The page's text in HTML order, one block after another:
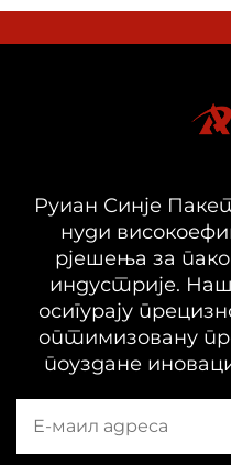
Руиан Синје
нуди
рјешења за
индустрије.
осигурају
оптимизовану
поуздане